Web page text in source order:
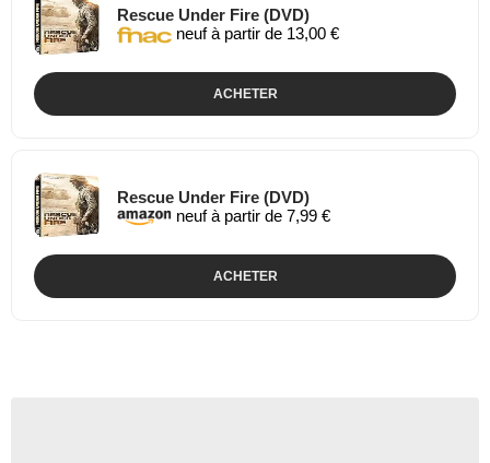
Rescue Under Fire (DVD)
neuf à partir de 13,00 €
ACHETER
Rescue Under Fire (DVD)
neuf à partir de 7,99 €
ACHETER